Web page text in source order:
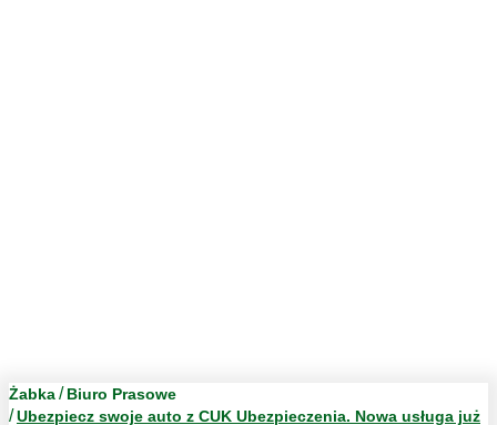
Żabka
Biuro Prasowe
Ubezpiecz swoje auto z CUK Ubezpieczenia. Nowa usługa już